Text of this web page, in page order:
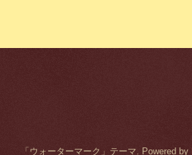
「ウォーターマーク」テーマ. Powered by